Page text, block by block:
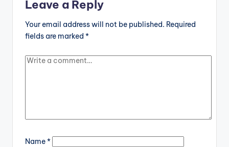
Leave a Reply
Your email address will not be published. Required
fields are marked *
Name*